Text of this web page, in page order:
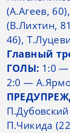
(А.Агеев,
(В.Лихтин,
46),
Главный
ГОЛЫ: 1:0
2:0 —
П.Чикида